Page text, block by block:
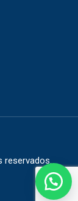
reservados.